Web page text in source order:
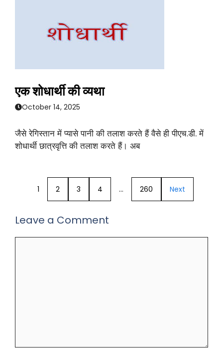
एक शोधार्थी की व्यथा
October 14, 2025
जैसे रेगिस्तान में प्यासे पानी की तलाश करते हैं वैसे ही पीएच.डी. में
शोधार्थी छात्रवृत्ति की तलाश करते हैं। अब
1 2 3 4 … 260 Next
Leave a Comment